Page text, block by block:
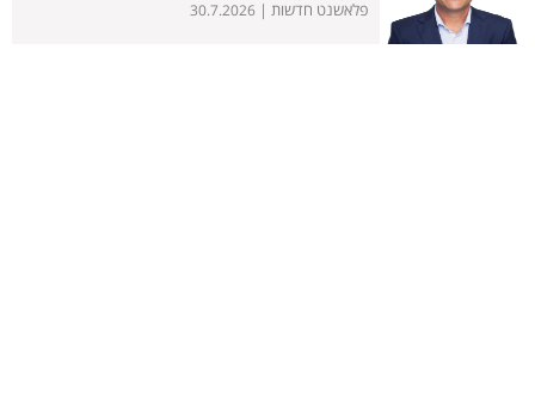
פלאשנט חדשות | 30.7.2026